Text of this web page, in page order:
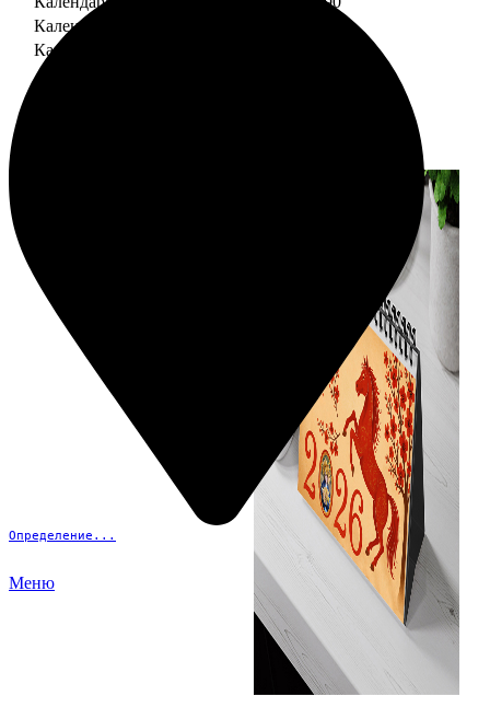
Определение...
Меню
Календарь "домик"
Календарь магнитный отрывной